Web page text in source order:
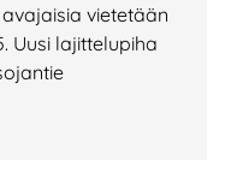
vietetään
Uusi lajittelupiha